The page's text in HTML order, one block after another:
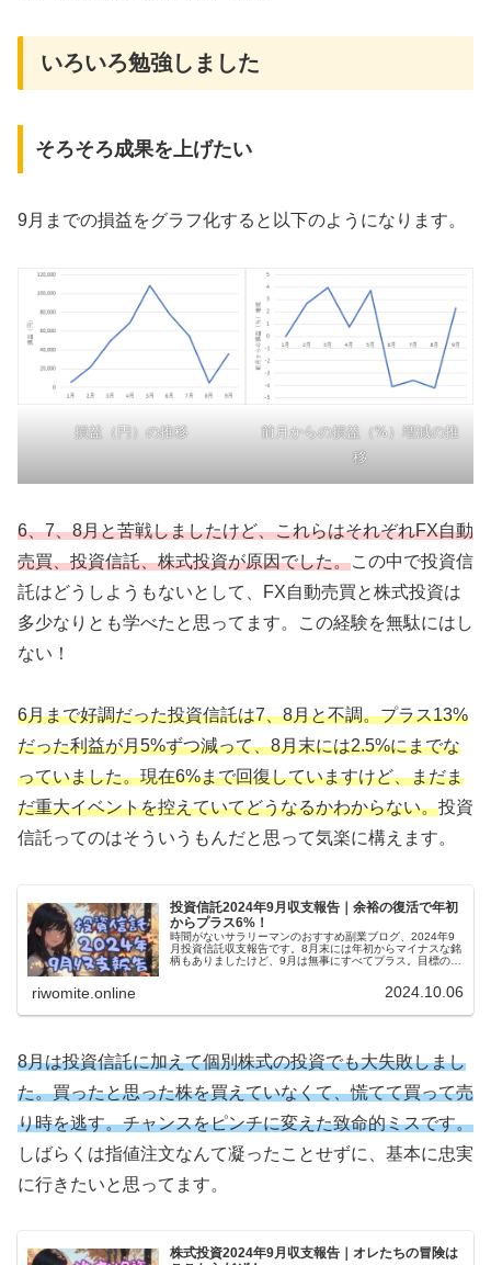
いろいろ勉強しました
そろそろ成果を上げたい
9月までの損益をグラフ化すると以下のようになります。
損益（円）の推移
前月からの損益（%）増減の推
移
6、7、8月と苦戦しましたけど、これらはそれぞれFX自動
売買、投資信託、株式投資が原因でした。この中で投資信
託はどうしようもないとして、FX自動売買と株式投資は
多少なりとも学べたと思ってます。この経験を無駄にはし
ない！
6月まで好調だった投資信託は7、8月と不調。プラス13%
だった利益が月5%ずつ減って、8月末には2.5%にまでな
っていました。現在6%まで回復していますけど、まだま
だ重大イベントを控えていてどうなるかわからない。投資
信託ってのはそういうもんだと思って気楽に構えます。
投資信託2024年9月収支報告｜余裕の復活で年初
からプラス6%！
時間がないサラリーマンのおすすめ副業ブログ、2024年9
月投資信託収支報告です。8月末には年初からマイナスな銘
柄もありましたけど、9月は無事にすべてプラス。目標の年
riwomite.online 2024.10.06
8月は投資信託に加えて個別株式の投資でも大失敗しまし
た。買ったと思った株を買えていなくて、慌てて買って売
り時を逃す。チャンスをピンチに変えた致命的ミスです。
しばらくは指値注文なんて凝ったことせずに、基本に忠実
に行きたいと思ってます。
株式投資2024年9月収支報告｜オレたちの冒険は